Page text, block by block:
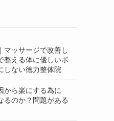
マッサージで改善し
整える体に優しいボ
しない徳力整体院
から楽にする為に
るのか？問題がある